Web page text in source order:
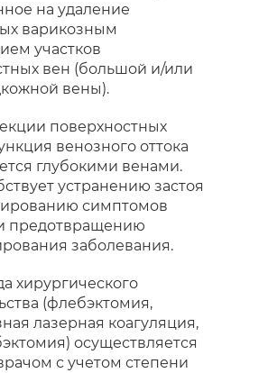
на удаление
варикозным
участков
вен (большой и/или
вены).
поверхностных
венозного оттока
глубокими венами.
устранению застоя
симптомов
предотвращению
заболевания.
хирургического
(флебэктомия,
лазерная коагуляция,
осуществляется
с учетом степени